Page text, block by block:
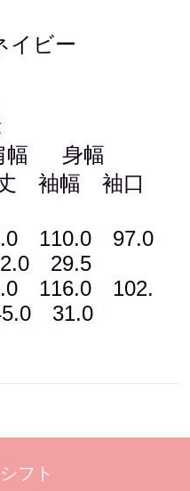
イビー
幅 身幅
袖幅 袖口
110.0 97.0
29.5
116.0 102.
31.0
フト